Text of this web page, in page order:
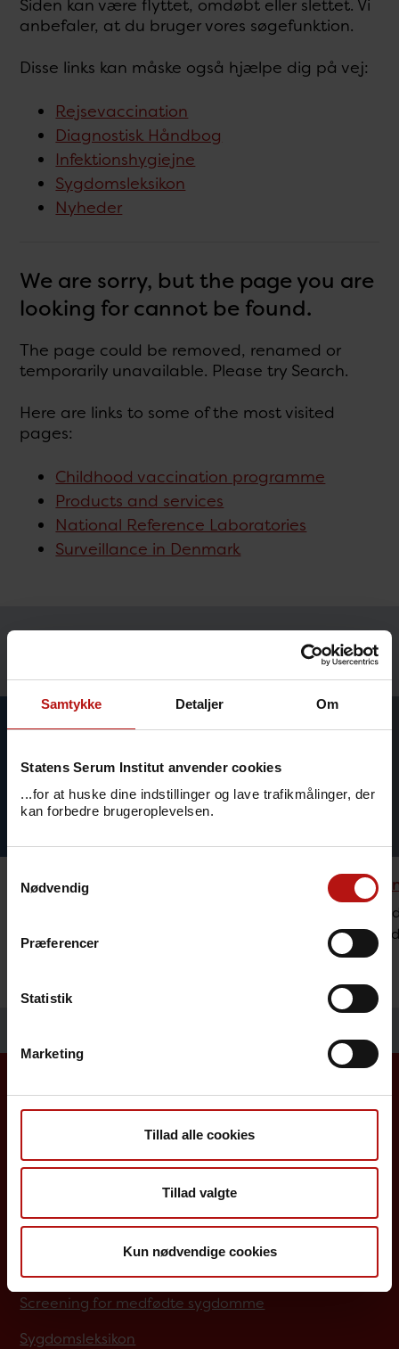
Samtykke Detaljer Om
Statens Serum Institut anvender cookies
...for at huske dine indstillinger og lave trafikmålinger, der
kan forbedre brugeroplevelsen.
Nødvendig
Præferencer
Statistik
Marketing
Tillad alle cookies
Tillad valgte
Kun nødvendige cookies
Siden kan være flyttet, omdøbt eller slettet. Vi
anbefaler, at du bruger vores søgefunktion.
Disse links kan måske også hjælpe dig på vej:
Rejsevaccination
Diagnostisk Håndbog
Infektionshygiejne
Sygdomsleksikon
Nyheder
We are sorry, but the page you are
looking for cannot be found.
The page could be removed, renamed or
temporarily unavailable. Please try Search.
Here are links to some of the most visited
pages:
Childhood vaccination programme
Products and services
National Reference Laboratories
Surveillance in Denmark
Rejsevaccination
forebyggelse vi anbefaler ved rejser til
Borgere
Det danske børnevaccinationsprogram
Influenzavaccination
Job på SSI
Screening for medfødte sygdomme
Sygdomsleksikon